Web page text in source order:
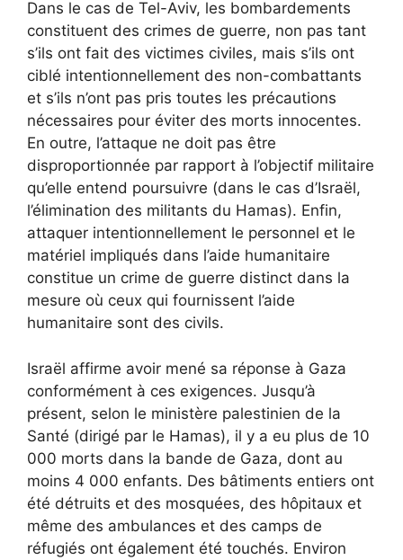
Dans le cas de Tel-Aviv, les bombardements
constituent des crimes de guerre, non pas tant
s’ils ont fait des victimes civiles, mais s’ils ont
ciblé intentionnellement des non-combattants
et s’ils n’ont pas pris toutes les précautions
nécessaires pour éviter des morts innocentes.
En outre, l’attaque ne doit pas être
disproportionnée par rapport à l’objectif militaire
qu’elle entend poursuivre (dans le cas d’Israël,
l’élimination des militants du Hamas). Enfin,
attaquer intentionnellement le personnel et le
matériel impliqués dans l’aide humanitaire
constitue un crime de guerre distinct dans la
mesure où ceux qui fournissent l’aide
humanitaire sont des civils.
Israël affirme avoir mené sa réponse à Gaza
conformément à ces exigences. Jusqu’à
présent, selon le ministère palestinien de la
Santé (dirigé par le Hamas), il y a eu plus de 10
000 morts dans la bande de Gaza, dont au
moins 4 000 enfants. Des bâtiments entiers ont
été détruits et des mosquées, des hôpitaux et
même des ambulances et des camps de
réfugiés ont également été touchés. Environ